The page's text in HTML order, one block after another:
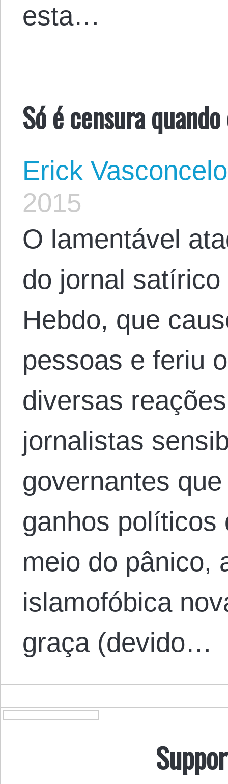
esta…
Só é censura
Erick
2015
O lamentável
do jornal
Hebdo, que
pessoas e feriu
diversas
jornalistas
governantes
ganhos políticos
meio do pânico,
islamofóbica
graça (devido…